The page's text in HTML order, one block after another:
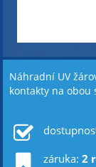
Náhradní UV
kontakty na obou
záruka: 2